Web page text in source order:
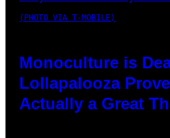
(PHOTO VIA T-MOBILE)
Monoculture is
Lollapalooza
Actually a Great